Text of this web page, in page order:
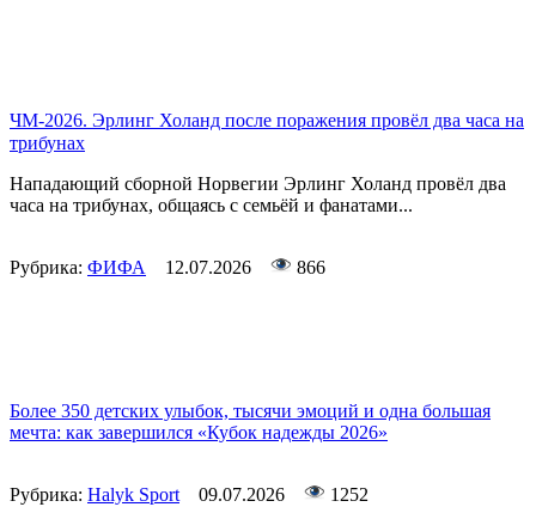
ЧМ-2026. Эрлинг Холанд после поражения провёл два часа на
трибунах
Нападающий сборной Норвегии Эрлинг Холанд провёл два
часа на трибунах, общаясь с семьёй и фанатами...
Рубрика: ФИФА 12.07.2026 866
Более 350 детских улыбок, тысячи эмоций и одна большая
мечта: как завершился «Кубок надежды 2026»
Рубрика: Halyk Sport 09.07.2026 1252